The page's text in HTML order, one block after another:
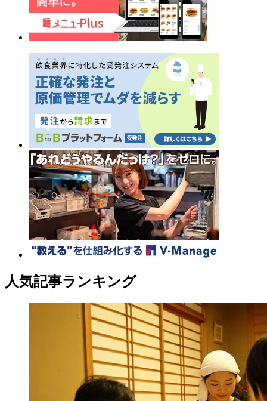
人気記事ランキング